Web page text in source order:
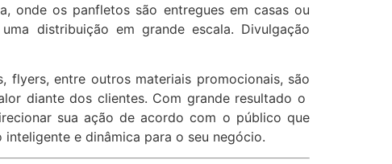
onde os panfletos são entregues em casas ou
distribuição em grande escala. Divulgação
flyers, entre outros materiais promocionais, são
diante dos clientes. Com grande resultado o
sua ação de acordo com o público que
e dinâmica para o seu negócio.